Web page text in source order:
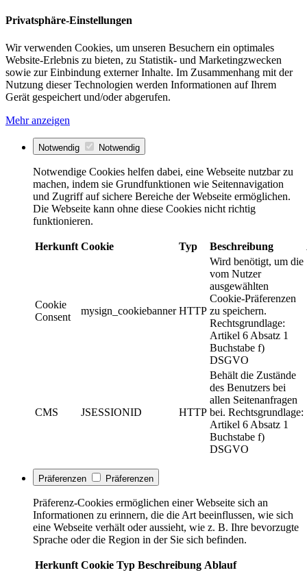
Privatsphäre-Einstellungen
Wir verwenden Cookies, um unseren Besuchern ein optimales
Website-Erlebnis zu bieten, zu Statistik- und Marketingzwecken
sowie zur Einbindung externer Inhalte. Im Zusammenhang mit der
Nutzung dieser Technologien werden Informationen auf Ihrem
Gerät gespeichert und/oder abgerufen.
Mehr anzeigen
Notwendig Notwendig
Notwendige Cookies helfen dabei, eine Webseite nutzbar zu
machen, indem sie Grundfunktionen wie Seitennavigation
und Zugriff auf sichere Bereiche der Webseite ermöglichen.
Die Webseite kann ohne diese Cookies nicht richtig
funktionieren.
Herkunft Cookie Typ Beschreibung
Cookie
Consent
mysign_cookiebanner HTTP
Wird benötigt, um die
vom Nutzer
ausgewählten
Cookie-Präferenzen
zu speichern.
Rechtsgrundlage:
Artikel 6 Absatz 1
Buchstabe f)
DSGVO
CMS JSESSIONID HTTP
Behält die Zustände
des Benutzers bei
allen Seitenanfragen
bei. Rechtsgrundlage:
Artikel 6 Absatz 1
Buchstabe f)
DSGVO
Präferenzen Präferenzen
Präferenz-Cookies ermöglichen einer Webseite sich an
Informationen zu erinnern, die die Art beeinflussen, wie sich
eine Webseite verhält oder aussieht, wie z. B. Ihre bevorzugte
Sprache oder die Region in der Sie sich befinden.
Herkunft Cookie Typ Beschreibung Ablauf